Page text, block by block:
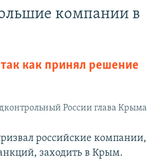
компании в
как принял решение
России глава Крыма
российские компании,
заходить в Крым.